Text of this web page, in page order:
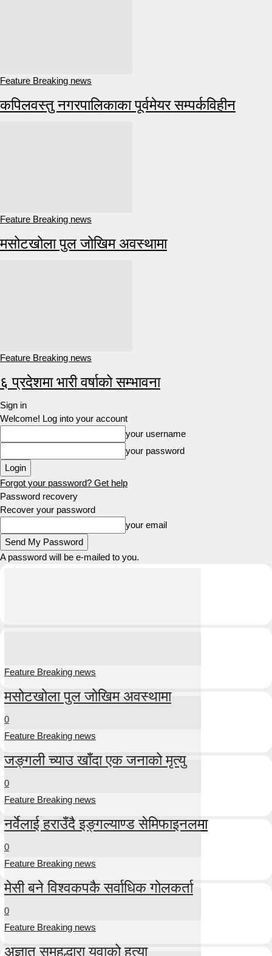
Feature Breaking news
कपिलवस्तु नगरपालिकाका पूर्वमेयर सम्पर्कविहीन
Feature Breaking news
मसोटखोला पुल जोखिम अवस्थामा
Feature Breaking news
६ प्रदेशमा भारी वर्षाको सम्भावना
Sign in
Welcome! Log into your account
your username
your password
Forgot your password? Get help
Password recovery
Recover your password
your email
A password will be e-mailed to you.
Feature Breaking news
मसोटखोला पुल जोखिम अवस्थामा
0
Feature Breaking news
जङ्गली च्याउ खाँदा एक जनाको मृत्यु
0
Feature Breaking news
नर्वेलाई हराउँदै इङ्गल्याण्ड सेमिफाइनलमा
0
Feature Breaking news
मेसी बने विश्वकपकै सर्वाधिक गोलकर्ता
0
Feature Breaking news
अज्ञात समूहद्धारा युवाको हत्या